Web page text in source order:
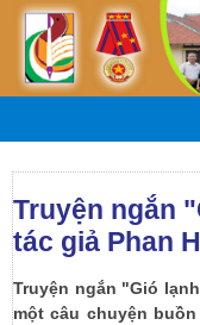
Truyện ngắn
tác giả Phan
Truyện ngắn "Gió
một câu chuyện